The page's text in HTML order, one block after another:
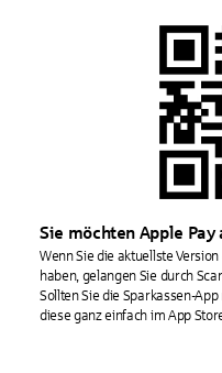
Sie möchten Apple
Wenn Sie die aktuellste
haben, gelangen Sie durch
Sollten Sie die Sparkassen-
diese ganz einfach im App